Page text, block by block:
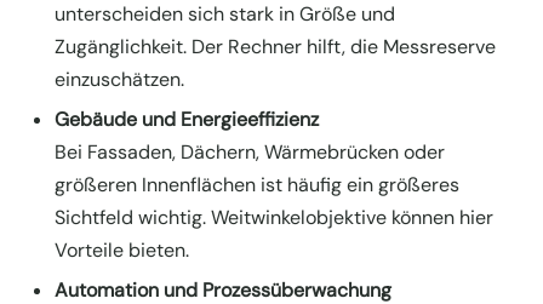
unterscheiden sich stark in Größe und
Zugänglichkeit. Der Rechner hilft, die Messreserve
einzuschätzen.
Gebäude und Energieeffizienz
Bei Fassaden, Dächern, Wärmebrücken oder
größeren Innenflächen ist häufig ein größeres
Sichtfeld wichtig. Weitwinkelobjektive können hier
Vorteile bieten.
Automation und Prozessüberwachung